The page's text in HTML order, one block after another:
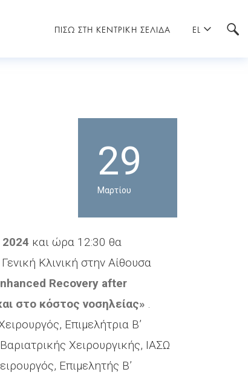
ΠΙΣΩ ΣΤΗ ΚΕΝΤΡΙΚΗ ΣΕΛΙΔΑ EL
29
Μαρτίου
και ώρα 12:30 θα
Κλινική στην Αίθουσα
Recovery after
στο κόστος νοσηλείας» .
Επιμελήτρια B’
Χειρουργικής, ΙΑΣΩ
Επιμελητής B’